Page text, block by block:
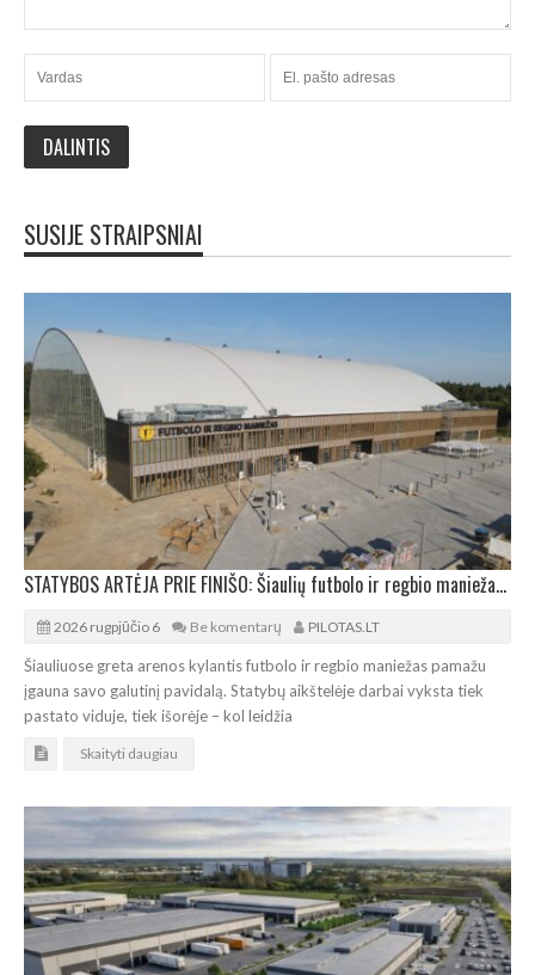
SUSIJE STRAIPSNIAI
STATYBOS ARTĖJA PRIE FINIŠO: Šiaulių futbolo ir regbio maniežas įgavo kontūrus
2026 rugpjūčio 6 Be komentarų PILOTAS.LT
Šiauliuose greta arenos kylantis futbolo ir regbio maniežas pamažu
įgauna savo galutinį pavidalą. Statybų aikštelėje darbai vyksta tiek
pastato viduje, tiek išorėje – kol leidžia
Skaityti daugiau